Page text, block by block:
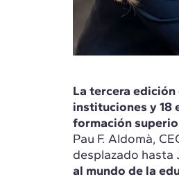
La tercera edición
instituciones y 18
formación
Pau F. Aldomà,
desplazado hasta
al mundo de la